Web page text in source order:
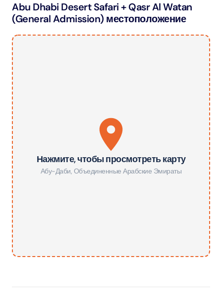
Abu Dhabi Desert Safari + Qasr Al Watan
(General Admission) местоположение
Нажмите, чтобы просмотреть карту
Абу-Даби, Объединенные Арабские Эмираты